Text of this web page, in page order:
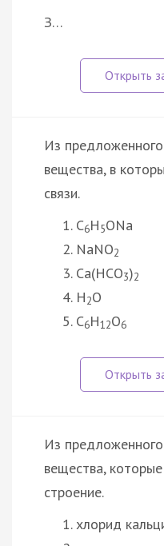
З…
Из
вещества, в
связи.
C6H5ONa
NaNO2
Ca(HCO3)2
H2O
C6H12O6
Из
вещества,
строение.
хлорид